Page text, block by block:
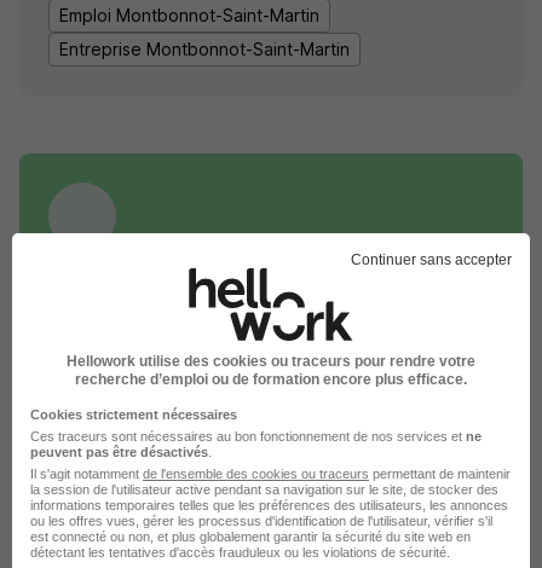
Emploi Montbonnot-Saint-Martin
Entreprise Montbonnot-Saint-Martin
DÉPOSEZ VOTRE CV
Rendez votre CV accessible à l’ensemble des
recruteurs de la CVthèque Hellowork.
Rendre mon CV visible
Euromaster recrute autour de
Continuer sans accepter
Hellowork utilise des cookies ou traceurs pour rendre votre
recherche d’emploi ou de formation encore plus efficace.
Cookies strictement nécessaires
Ces traceurs sont nécessaires au bon fonctionnement de nos services et ne
peuvent pas être désactivés
Il s'agit notamment de l'ensemble des cookies ou traceurs permettant de maintenir
la session de l'utilisateur active pendant sa navigation sur le site, de stocker des
informations temporaires telles que les préférences des utilisateurs, les annonces
ou les offres vues, gérer les processus d'identification de l'utilisateur, vérifier s'il
est connecté ou non, et plus globalement garantir la sécurité du site web en
détectant les tentatives d'accès frauduleux ou les violations de sécurité.